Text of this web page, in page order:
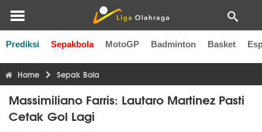
Prediksi Sepakbola MotoGP Badminton Basket
Liga Inggris Liga Italia Liga Spanyol Liga Perancis
Home Sepak Bola
Massimiliano Farris: Lautaro Martinez Pasti
Cetak Gol Lagi